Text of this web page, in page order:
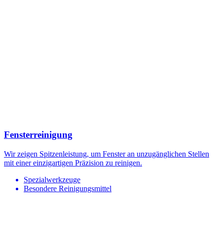
Fensterreinigung
Wir zeigen Spitzenleistung, um Fenster an unzugänglichen Stellen
mit einer einzigartigen Präzision zu reinigen.
Spezialwerkzeuge
Besondere Reinigungsmittel